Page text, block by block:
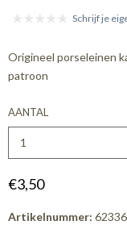
Schrijf je
Origineel porseleinen
patroon
AANTAL
€3,50
Artikelnummer: 62336